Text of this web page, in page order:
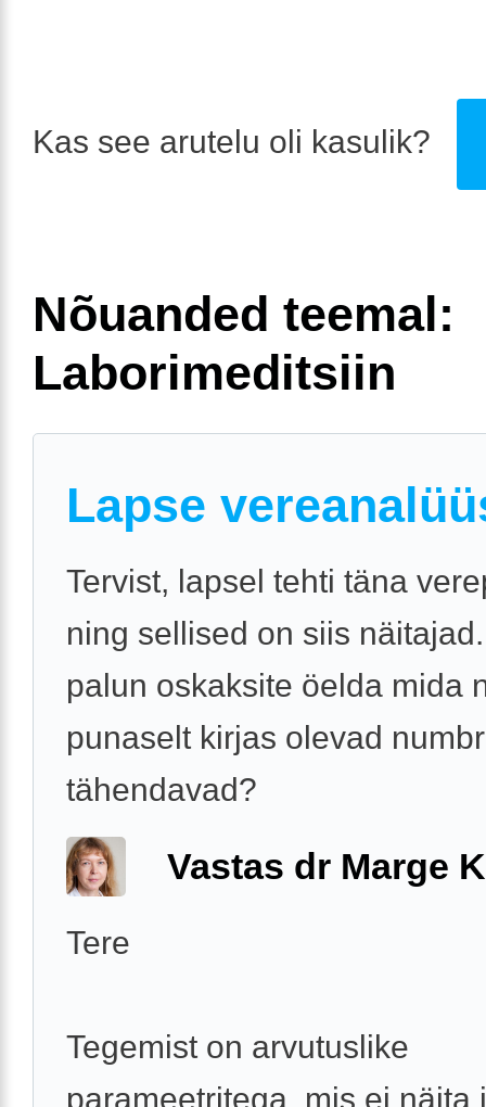
Kas see arutelu oli kasulik?
Nõuanded teemal:
Laborimeditsiin
Lapse
Tervist, lapsel tehti täna
ning sellised on siis
palun oskaksite öelda mida
punaselt kirjas olevad
tähendavad?
Vastas dr Marge
Tere
Tegemist on arvutuslike
parameetritega, mis ei näita